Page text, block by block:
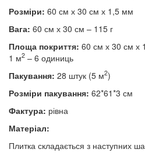
Розміри: 60 см х 30 см х 1,5 мм
Вага: 60 см х 30 см – 115 г
Площа покриття: 60 см х 30 см х
1 м2 – 6 одиниць
Пакування: 28 штук (5 м2)
Розміри пакування: 62*61*3 см
Фактура: рівна
Матеріал:
Плитка складається з наступних